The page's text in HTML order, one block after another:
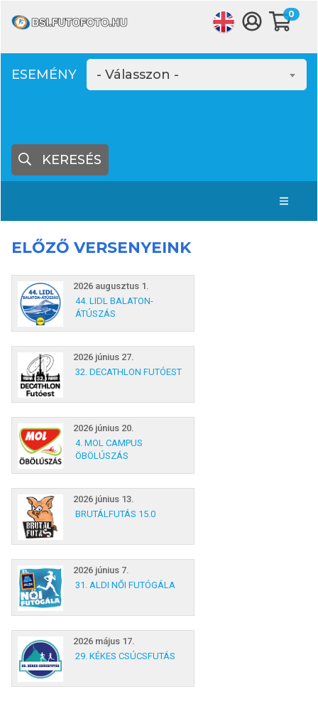
0
ESEMÉNY - Válasszon -
KERESÉS
ELŐZŐ VERSENYEINK
2026 augusztus 1.
44. LIDL BALATON-
ÁTÚSZÁS
2026 június 27.
32. DECATHLON FUTÓEST
2026 június 20.
4. MOL CAMPUS
ÖBÖLÚSZÁS
2026 június 13.
BRUTÁLFUTÁS 15.0
2026 június 7.
31. ALDI NŐI FUTÓGÁLA
2026 május 17.
29. KÉKES CSÚCSFUTÁS